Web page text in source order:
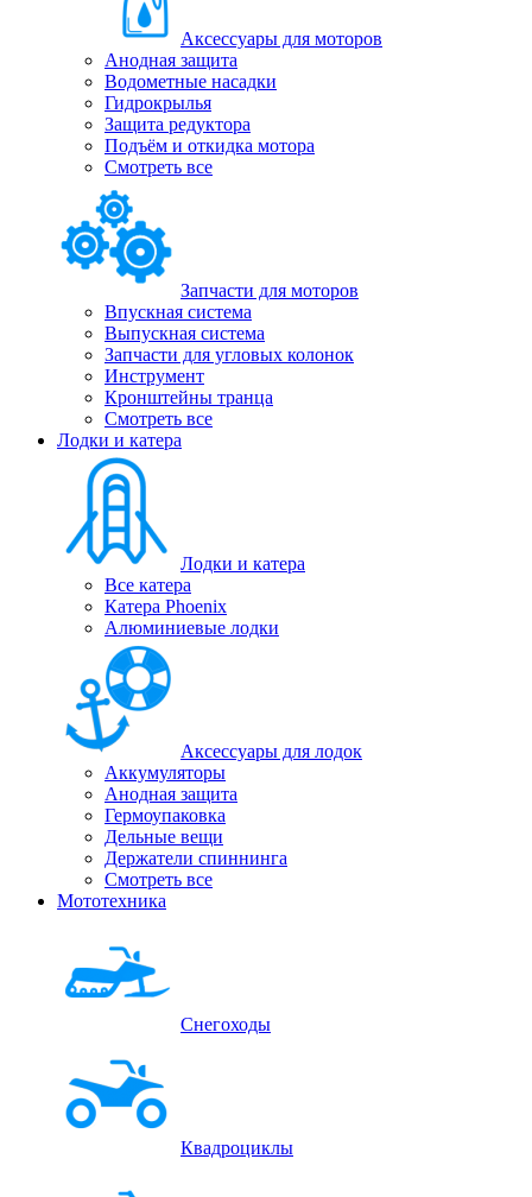
Аксессуары для моторов
Анодная защита
Водометные насадки
Гидрокрылья
Защита редуктора
Подъём и откидка мотора
Смотреть все
Запчасти для моторов
Впускная система
Выпускная система
Запчасти для угловых колонок
Инструмент
Кронштейны транца
Смотреть все
Лодки и катера
Лодки и катера
Все катера
Катера Phoenix
Алюминиевые лодки
Аксессуары для лодок
Аккумуляторы
Анодная защита
Гермоупаковка
Дельные вещи
Держатели спиннинга
Смотреть все
Мототехника
Снегоходы
Квадроциклы